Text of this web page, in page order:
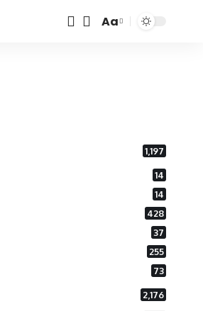
Font
Aa
1,197
14
14
428
37
255
73
2,176